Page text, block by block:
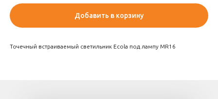
Добавить в корзину
Точечный встраиваемый светильник Ecola под лампу MR16